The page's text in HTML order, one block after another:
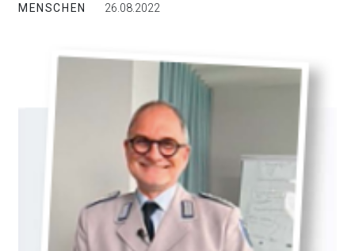
MENSCHEN 26.08.2022